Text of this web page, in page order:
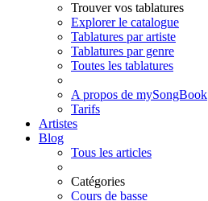
Trouver vos tablatures
Explorer le catalogue
Tablatures par artiste
Tablatures par genre
Toutes les tablatures
A propos de mySongBook
Tarifs
Artistes
Blog
Tous les articles
Catégories
Cours de basse